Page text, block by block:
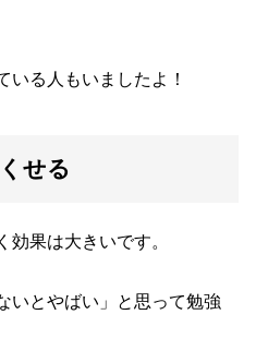
いる人もいましたよ！
せる
効果は大きいです。
いとやばい」と思って勉強